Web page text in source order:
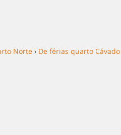
Norte › De férias quarto Cávado